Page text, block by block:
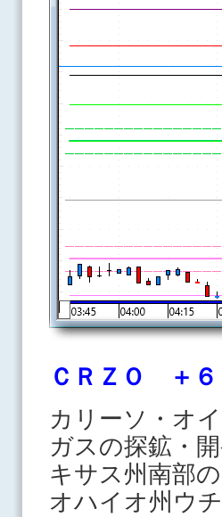
ＣＲＺＯ ＋
カリーソ・オ
ガスの探鉱・
キサス州南部
オハイオ州ウ